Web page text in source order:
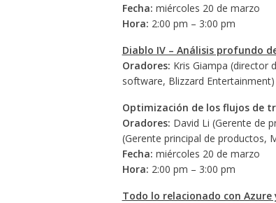
Fecha: miércoles 20 de marzo
Hora: 2:00 pm – 3:00 pm
Diablo IV – Análisis profundo
Oradores: Kris Giampa (director
software, Blizzard Entertainment)
Optimización de los flujos de
Oradores: David Li (Gerente de
(Gerente principal de productos,
Fecha: miércoles 20 de marzo
Hora: 2:00 pm – 3:00 pm
Todo lo relacionado con